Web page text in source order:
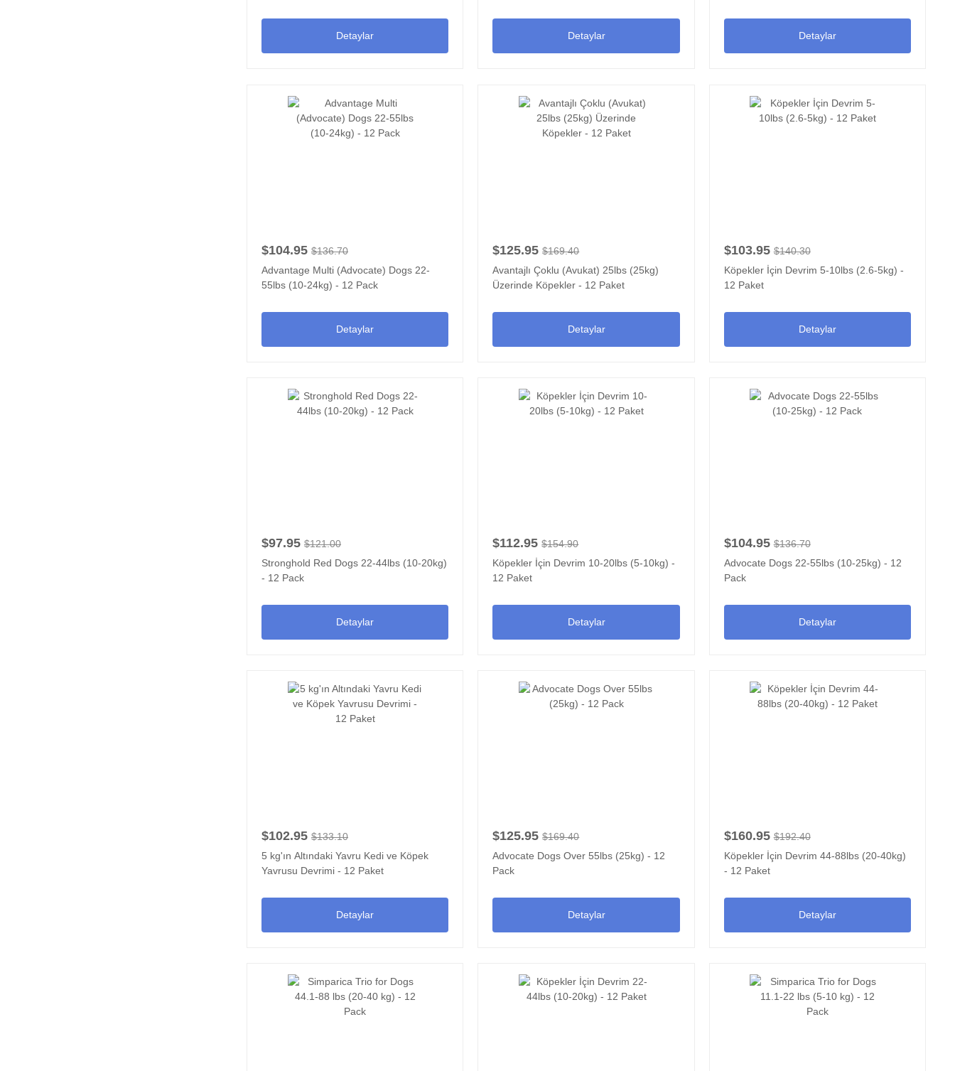
Detaylar Detaylar Detaylar
$104.95 $136.70
Advantage Multi (Advocate) Dogs 22-
55lbs (10-24kg) - 12 Pack
Detaylar
$125.95 $169.40
Avantajlı Çoklu (Avukat) 25lbs (25kg)
Üzerinde Köpekler - 12 Paket
Detaylar
$103.95 $140.30
Köpekler İçin Devrim 5-10lbs (2.6-5kg) -
12 Paket
Detaylar
$97.95 $121.00
Stronghold Red Dogs 22-44lbs (10-20kg)
- 12 Pack
Detaylar
$112.95 $154.90
Köpekler İçin Devrim 10-20lbs (5-10kg) -
12 Paket
Detaylar
$104.95 $136.70
Advocate Dogs 22-55lbs (10-25kg) - 12
Pack
Detaylar
$102.95 $133.10
5 kg'ın Altındaki Yavru Kedi ve Köpek
Yavrusu Devrimi - 12 Paket
Detaylar
$125.95 $169.40
Advocate Dogs Over 55lbs (25kg) - 12
Pack
Detaylar
$160.95 $192.40
Köpekler İçin Devrim 44-88lbs (20-40kg)
- 12 Paket
Detaylar